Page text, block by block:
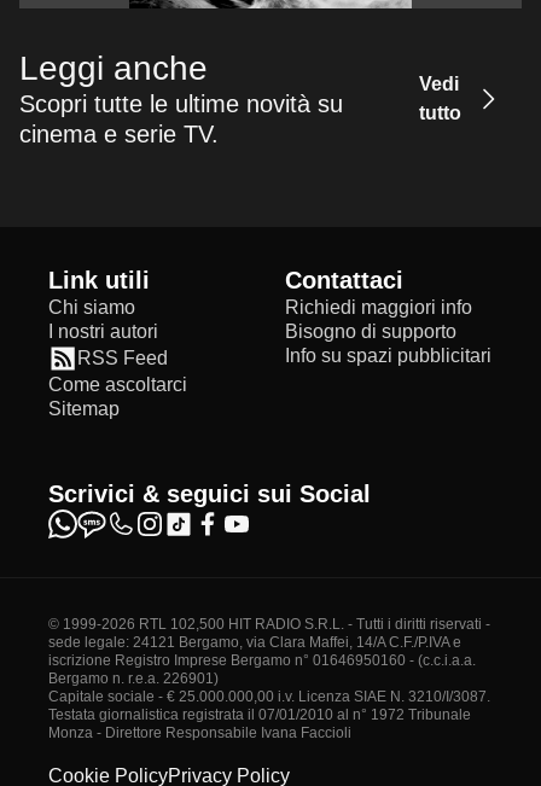
Leggi anche
Scopri tutte le ultime novità su
cinema e serie TV.
Vedi
tutto
Link utili
Chi siamo
I nostri autori
RSS Feed
Come ascoltarci
Sitemap
Contattaci
Richiedi maggiori info
Bisogno di supporto
Info su spazi pubblicitari
Scrivici & seguici sui Social
© 1999-2026 RTL 102,500 HIT RADIO S.R.L. - Tutti i diritti riservati -
sede legale: 24121 Bergamo, via Clara Maffei, 14/A C.F./P.IVA e
iscrizione Registro Imprese Bergamo n° 01646950160 - (c.c.i.a.a.
Bergamo n. r.e.a. 226901)
Capitale sociale - € 25.000.000,00 i.v. Licenza SIAE N. 3210/I/3087.
Testata giornalistica registrata il 07/01/2010 al n° 1972 Tribunale
Monza - Direttore Responsabile Ivana Faccioli
Cookie PolicyPrivacy Policy